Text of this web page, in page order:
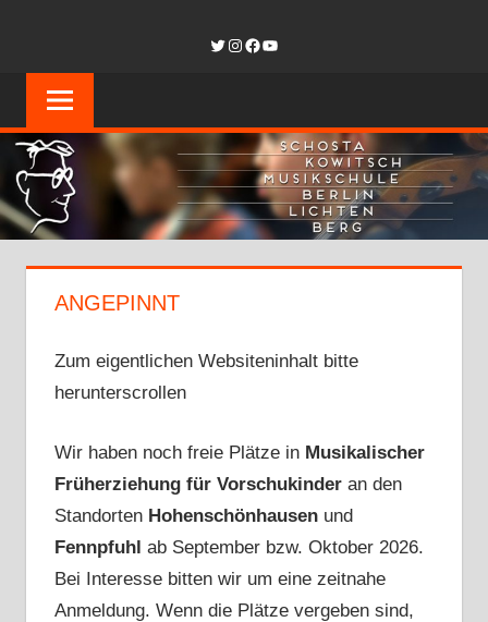
springen
BERLIN-
Twitter
Instagram
Facebook
YouTube
ANGEPINNT
Zum eigentlichen Websiteninhalt bitte
herunterscrollen
Wir haben noch freie Plätze in Musikalischer
Früherziehung für Vorschukinderan den
Standorten Hohenschönhausen und
Fennpfuhl ab September bzw. Oktober 2026.
Bei Interesse bitten wir um eine zeitnahe
Anmeldung. Wenn die Plätze vergeben sind,